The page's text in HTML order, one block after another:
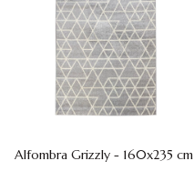
Alfombra Grizzly - 160x235 cm